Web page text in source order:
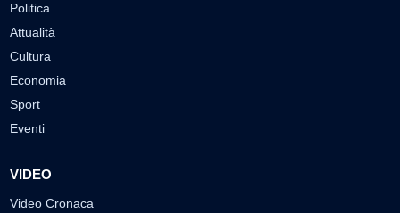
Politica
Attualità
Cultura
Economia
Sport
Eventi
VIDEO
Video Cronaca